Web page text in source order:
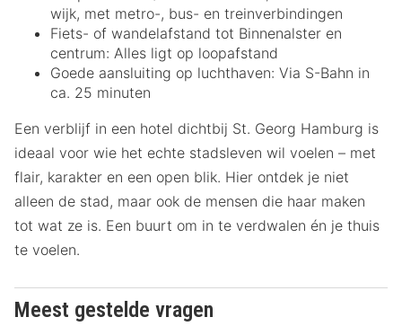
wijk, met metro-, bus- en treinverbindingen
Fiets- of wandelafstand tot Binnenalster en
centrum: Alles ligt op loopafstand
Goede aansluiting op luchthaven: Via S-Bahn in
ca. 25 minuten
Een verblijf in een hotel dichtbij St. Georg Hamburg is
ideaal voor wie het echte stadsleven wil voelen – met
flair, karakter en een open blik. Hier ontdek je niet
alleen de stad, maar ook de mensen die haar maken
tot wat ze is. Een buurt om in te verdwalen én je thuis
te voelen.
Meest gestelde vragen